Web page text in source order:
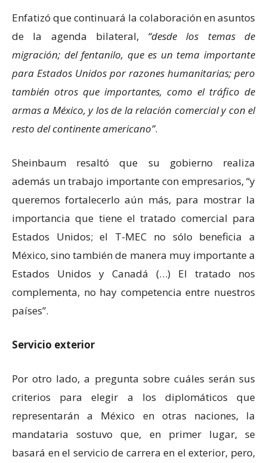
Enfatizó que continuará la colaboración en asuntos
de la agenda bilateral,
desde los temas de
migración; del fentanilo, que es un tema importante
para Estados Unidos por razones humanitarias; pero
también otros que importantes, como el tráfico de
armas a México, y los de la relación comercial y con el
resto del continente americano .
Sheinbaum resaltó que su gobierno realiza
además un trabajo importante con empresarios, “y
queremos fortalecerlo aún más, para mostrar la
importancia que tiene el tratado comercial para
Estados Unidos; el T-MEC no sólo beneficia a
México, sino también de manera muy importante a
Estados Unidos y Canadá (…) El tratado nos
complementa, no hay competencia entre nuestros
países”.
Servicio exterior
Por otro lado, a pregunta sobre cuáles serán sus
criterios para elegir a los diplomáticos que
representarán a México en otras naciones, la
mandataria sostuvo que, en primer lugar, se
basará en el servicio de carrera en el exterior, pero,